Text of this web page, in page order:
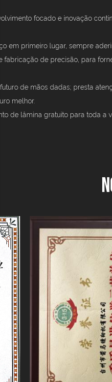
focado e inovação
em primeiro lugar, sempre
fabricação de precisão, para
de mãos dadas; presta
melhor.
de lâmina gratuito para toda a